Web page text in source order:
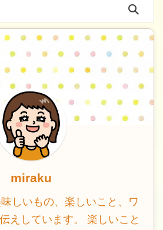
miraku
しいもの、楽しいこと、ワ
えしています。 楽しいこと